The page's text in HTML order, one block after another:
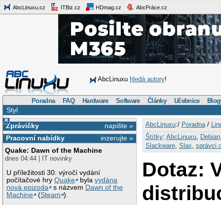
AbcLinuxu.cz ITBiz.cz HDmag.cz AbcPráce.cz
AbcLinuxu hledá autory!
Poradna FAQ Hardware Software Články Učebnice
Styl
×
napište »
Zprávičky
inzerujte »
Pracovní nabídky
Quake: Dawn of the Machine
dnes 04:44 | IT novinky
U příležitosti 30. výročí vydání
počítačové hryQuake bylavydána
nová epizoda
s názvem Dawn of the
Machine
(Steam ).
AbcLinuxu:/ Poradna/
Štítky: AbcLinuxu, Debian
Slackware, Slax správci
Dotaz: